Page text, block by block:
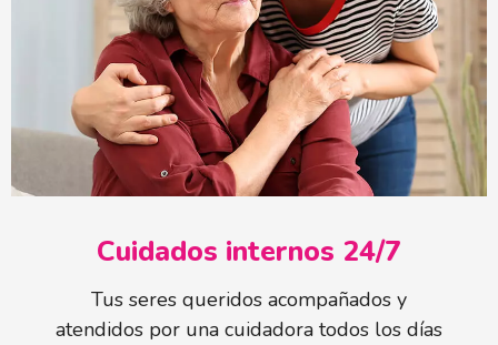
Cuidados internos 24/7
Tus seres queridos acompañados y
atendidos por una cuidadora todos los días